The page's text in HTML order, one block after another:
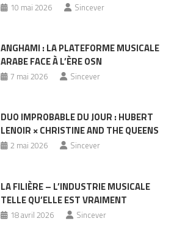
10 mai 2026 Sincever
ANGHAMI : LA PLATEFORME MUSICALE
ARABE FACE À L’ÈRE OSN
7 mai 2026 Sincever
DUO IMPROBABLE DU JOUR : HUBERT
LENOIR × CHRISTINE AND THE QUEENS
2 mai 2026 Sincever
LA FILIÈRE – L’INDUSTRIE MUSICALE
TELLE QU’ELLE EST VRAIMENT
18 avril 2026 Sincever